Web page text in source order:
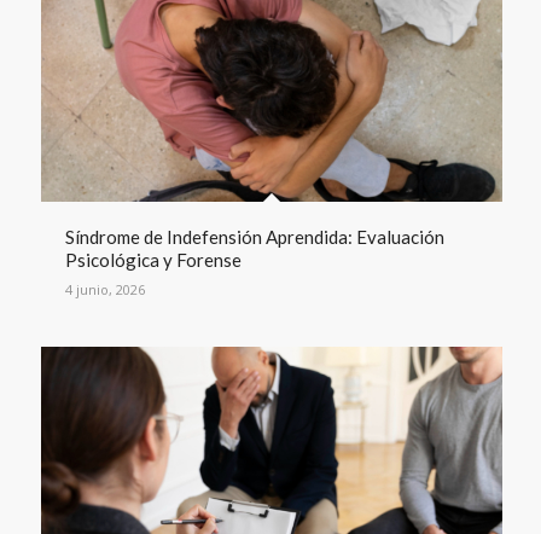
Síndrome de Indefensión Aprendida: Evaluación
Psicológica y Forense
4 junio, 2026